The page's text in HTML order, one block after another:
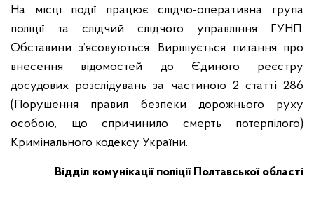
На місці події працює слідчо-оперативна група
поліції та слідчий слідчого управління ГУНП.
Обставини з’ясовуються. Вирішується питання про
внесення відомостей до Єдиного реєстру
досудових розслідувань за частиною 2 статті 286
(Порушення правил безпеки дорожнього руху
особою, що спричинило смерть потерпілого)
Кримінального кодексу України.
Відділ комунікації поліції Полтавської області